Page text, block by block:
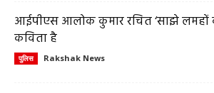
आईपीएस आलोक कुमार रचित ‘साझे
कविता है
पुलिस Rakshak News